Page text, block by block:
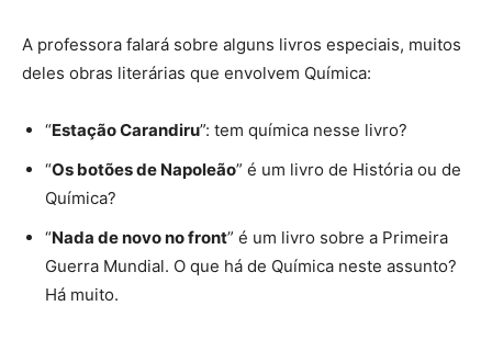
A professora falará sobre alguns livros especiais, muitos
deles obras literárias que envolvem Química:
“Estação Carandiru”: tem química nesse livro?
“Os botões de Napoleão” é um livro de História ou de
Química?
“Nada de novo no front” é um livro sobre a Primeira
Guerra Mundial. O que há de Química neste assunto?
Há muito.